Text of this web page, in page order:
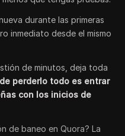
durante las primeras
inmediato desde el mismo
de minutos, deja toda
perderlo todo es entrar
con los inicios de
de baneo en Quora? La